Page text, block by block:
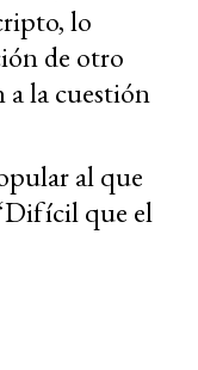
lo
de otro
a la cuestión
al que
que el